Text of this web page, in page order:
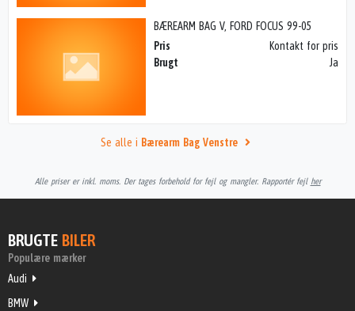
BÆREARM BAG V, FORD FOCUS 99-05
Pris
Kontakt for pris
Brugt
Ja
Se alle i Bærearm Bag Venstre
Alle priser er inkl. moms. Der tages forbehold for fejl og mangler. Rapportér fejl her
BRUGTE BILER
Populære mærker
Audi
BMW